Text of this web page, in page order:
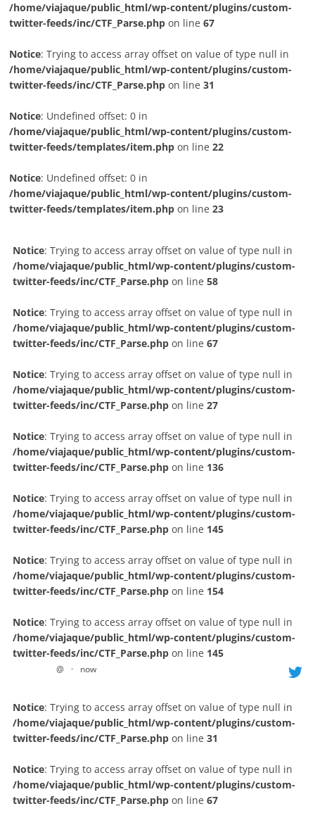
/home/viajaque/public_html/wp-content/plugins/custom-
twitter-feeds/inc/CTF_Parse.php on line67
Notice: Trying to access array offset on value of type null in
/home/viajaque/public_html/wp-content/plugins/custom-
twitter-feeds/inc/CTF_Parse.php on line31
Notice: Undefined offset: 0 in
/home/viajaque/public_html/wp-content/plugins/custom-
twitter-feeds/templates/item.php on line22
Notice: Undefined offset: 0 in
/home/viajaque/public_html/wp-content/plugins/custom-
twitter-feeds/templates/item.php on line23
Notice: Trying to access array offset on value of type null in
/home/viajaque/public_html/wp-content/plugins/custom-
twitter-feeds/inc/CTF_Parse.php on line58
Notice: Trying to access array offset on value of type null in
/home/viajaque/public_html/wp-content/plugins/custom-
twitter-feeds/inc/CTF_Parse.php on line67
Notice: Trying to access array offset on value of type null in
/home/viajaque/public_html/wp-content/plugins/custom-
twitter-feeds/inc/CTF_Parse.php on line27
Notice: Trying to access array offset on value of type null in
/home/viajaque/public_html/wp-content/plugins/custom-
twitter-feeds/inc/CTF_Parse.php on line 136
Notice: Trying to access array offset on value of type null in
/home/viajaque/public_html/wp-content/plugins/custom-
twitter-feeds/inc/CTF_Parse.php on line 145
Notice: Trying to access array offset on value of type null in
/home/viajaque/public_html/wp-content/plugins/custom-
twitter-feeds/inc/CTF_Parse.php on line 154
Notice: Trying to access array offset on value of type null in
/home/viajaque/public_html/wp-content/plugins/custom-
twitter-feeds/inc/CTF_Parse.php on line 145
@ · now
Notice: Trying to access array offset on value of type null in
/home/viajaque/public_html/wp-content/plugins/custom-
twitter-feeds/inc/CTF_Parse.php on line31
Notice: Trying to access array offset on value of type null in
/home/viajaque/public_html/wp-content/plugins/custom-
twitter-feeds/inc/CTF_Parse.php on line67